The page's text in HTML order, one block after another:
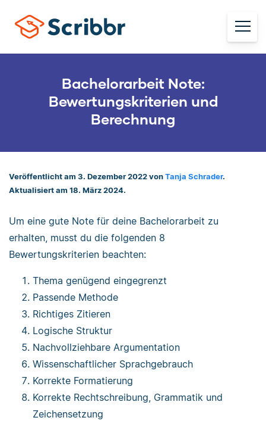
Bachelorarbeit Note:
Bewertungskriterien und
Berechnung
Veröffentlicht am 3. Dezember 2022 von Tanja Schrader.
Aktualisiert am 18. März 2024.
Um eine gute Note für deine Bachelorarbeit zu
erhalten, musst du die folgenden 8
Bewertungskriterien beachten:
Thema genügend eingegrenzt
Passende Methode
Richtiges Zitieren
Logische Struktur
Nachvollziehbare Argumentation
Wissenschaftlicher Sprachgebrauch
Korrekte Formatierung
Korrekte Rechtschreibung, Grammatik und
Zeichensetzung